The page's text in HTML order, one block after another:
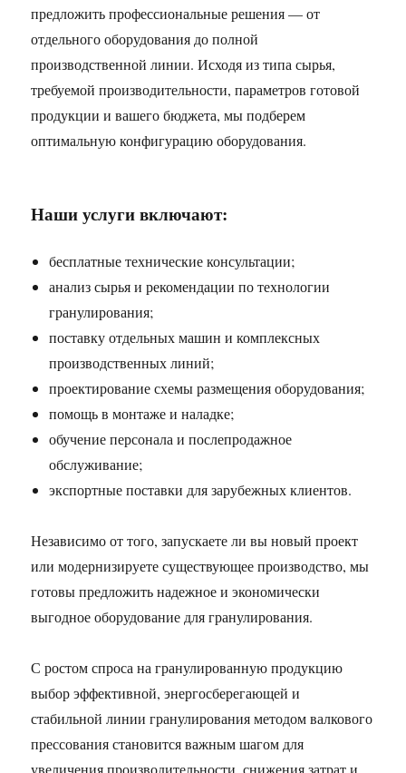
предложить профессиональные решения — от
отдельного оборудования до полной
производственной линии. Исходя из типа сырья,
требуемой производительности, параметров готовой
продукции и вашего бюджета, мы подберем
оптимальную конфигурацию оборудования.
Наши услуги включают:
бесплатные технические консультации;
анализ сырья и рекомендации по технологии
гранулирования;
поставку отдельных машин и комплексных
производственных линий;
проектирование схемы размещения оборудования;
помощь в монтаже и наладке;
обучение персонала и послепродажное
обслуживание;
экспортные поставки для зарубежных клиентов.
Независимо от того, запускаете ли вы новый проект
или модернизируете существующее производство, мы
готовы предложить надежное и экономически
выгодное оборудование для гранулирования.
С ростом спроса на гранулированную продукцию
выбор эффективной, энергосберегающей и
стабильной линии гранулирования методом валкового
прессования становится важным шагом для
увеличения производительности, снижения затрат и